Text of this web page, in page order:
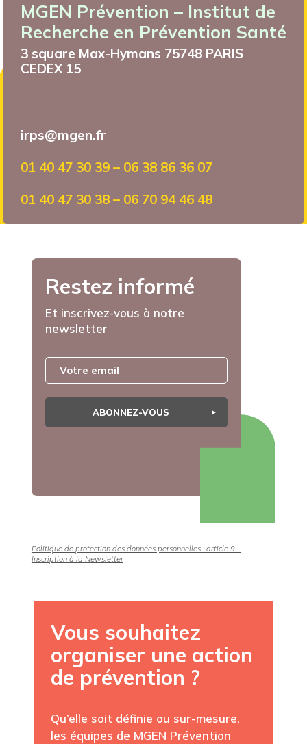
MGEN Prévention – Institut de
Recherche en Prévention Santé
3 square Max-Hymans 75748 PARIS
CEDEX 15
irps@mgen.fr
01 40 47 30 39 – 06 38 86 36 07
01 40 47 30 38 – 06 70 94 46 48
Restez informé
Et inscrivez-vous à notre
newsletter
ABONNEZ-VOUS
Politique de protection des données personnelles : article 9 –
Inscription à la Newsletter
Vous souhaitez
organiser une action
de prévention ?
Qu’elle soit définie ou sur-mesure,
les équipes de MGEN Prévention